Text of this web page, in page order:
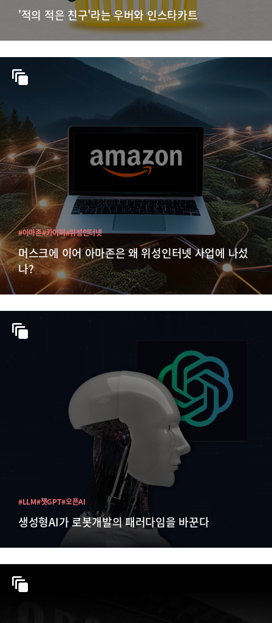
'적의 적은 친구'라는 우버와 인스타카트
머스크에 이어 아마존은 왜 위성인터넷 사업에 나섰
나?
#아마존#카이퍼#위성인터넷
생성형AI가 로봇개발의 패러다임을 바꾼다
#LLM#챗GPT#오픈AI